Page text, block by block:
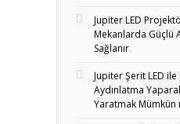
Jupiter LED
Mekanlarda Güçlü
Sağlanır
Jupiter Şerit LED ile
Aydınlatma
Yaratmak Mümkün